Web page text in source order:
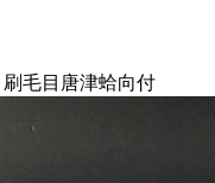
刷毛目唐津蛤向付